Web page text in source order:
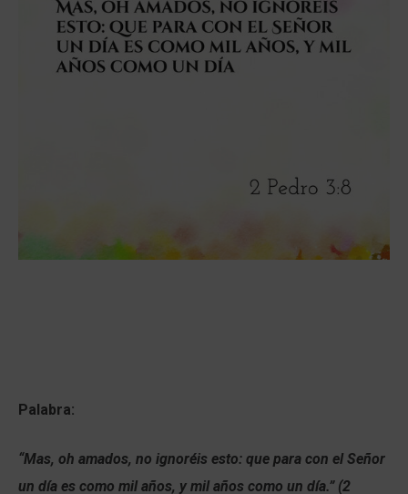
Palabra:
“Mas, oh amados, no ignoréis esto: que para con el Señor
un día es como mil años, y mil años como un día.” (2